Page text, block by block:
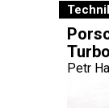
Petr